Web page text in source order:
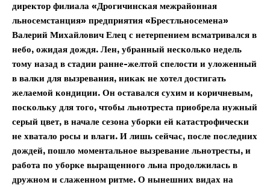
директор филиала «Дрогичинская межрайонная
льносемстанция» предприятия «Брестльносемена»
Валерий Михайлович Елец с нетерпением всматривался в
небо, ожидая дождя. Лен, убранный несколько недель
тому назад в стадии ранне-желтой спелости и уложенный
в валки для вызревания, никак не хотел достигать
желаемой кондиции. Он оставался сухим и коричневым,
поскольку для того, чтобы льнотреста приобрела нужный
серый цвет, в начале сезона уборки ей катастрофически
не хватало росы и влаги. И лишь сейчас, после последних
дождей, пошло моментальное вызревание льнотресты, и
работа по уборке выращенного льна продолжилась в
дружном и слаженном ритме. О нынешних видах на